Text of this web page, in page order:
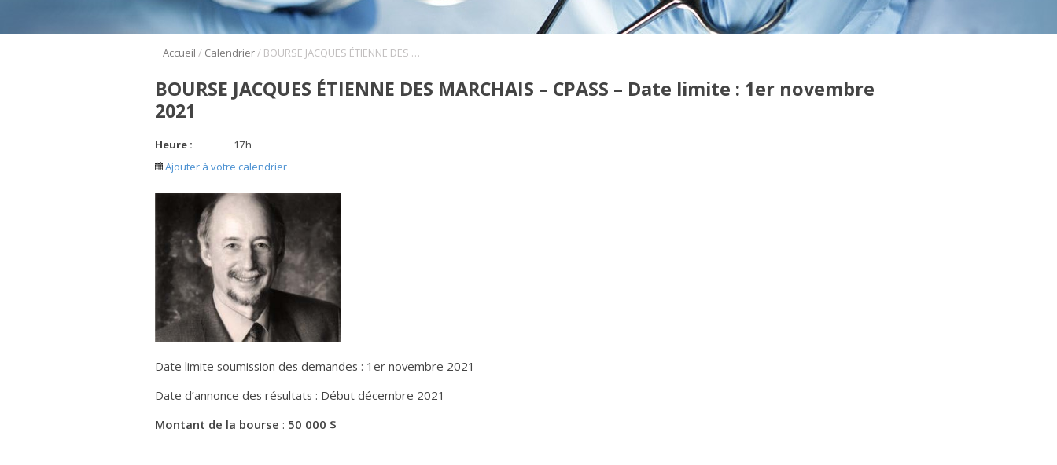
Accueil / Calendrier/ BOURSE JACQUES ÉTIENNE DES MARCHAIS – CPASS – Date limite : 1er novembre 2021
BOURSE JACQUES ÉTIENNE DES MARCHAIS – CPASS – Date limite : 1er novembre
2021
Heure : 17h
Ajouter à votre calendrier
Date limite soumission des demandes : 1er novembre 2021
Date d’annonce des résultats : Début décembre 2021
Montant de la bourse : 50 000 $